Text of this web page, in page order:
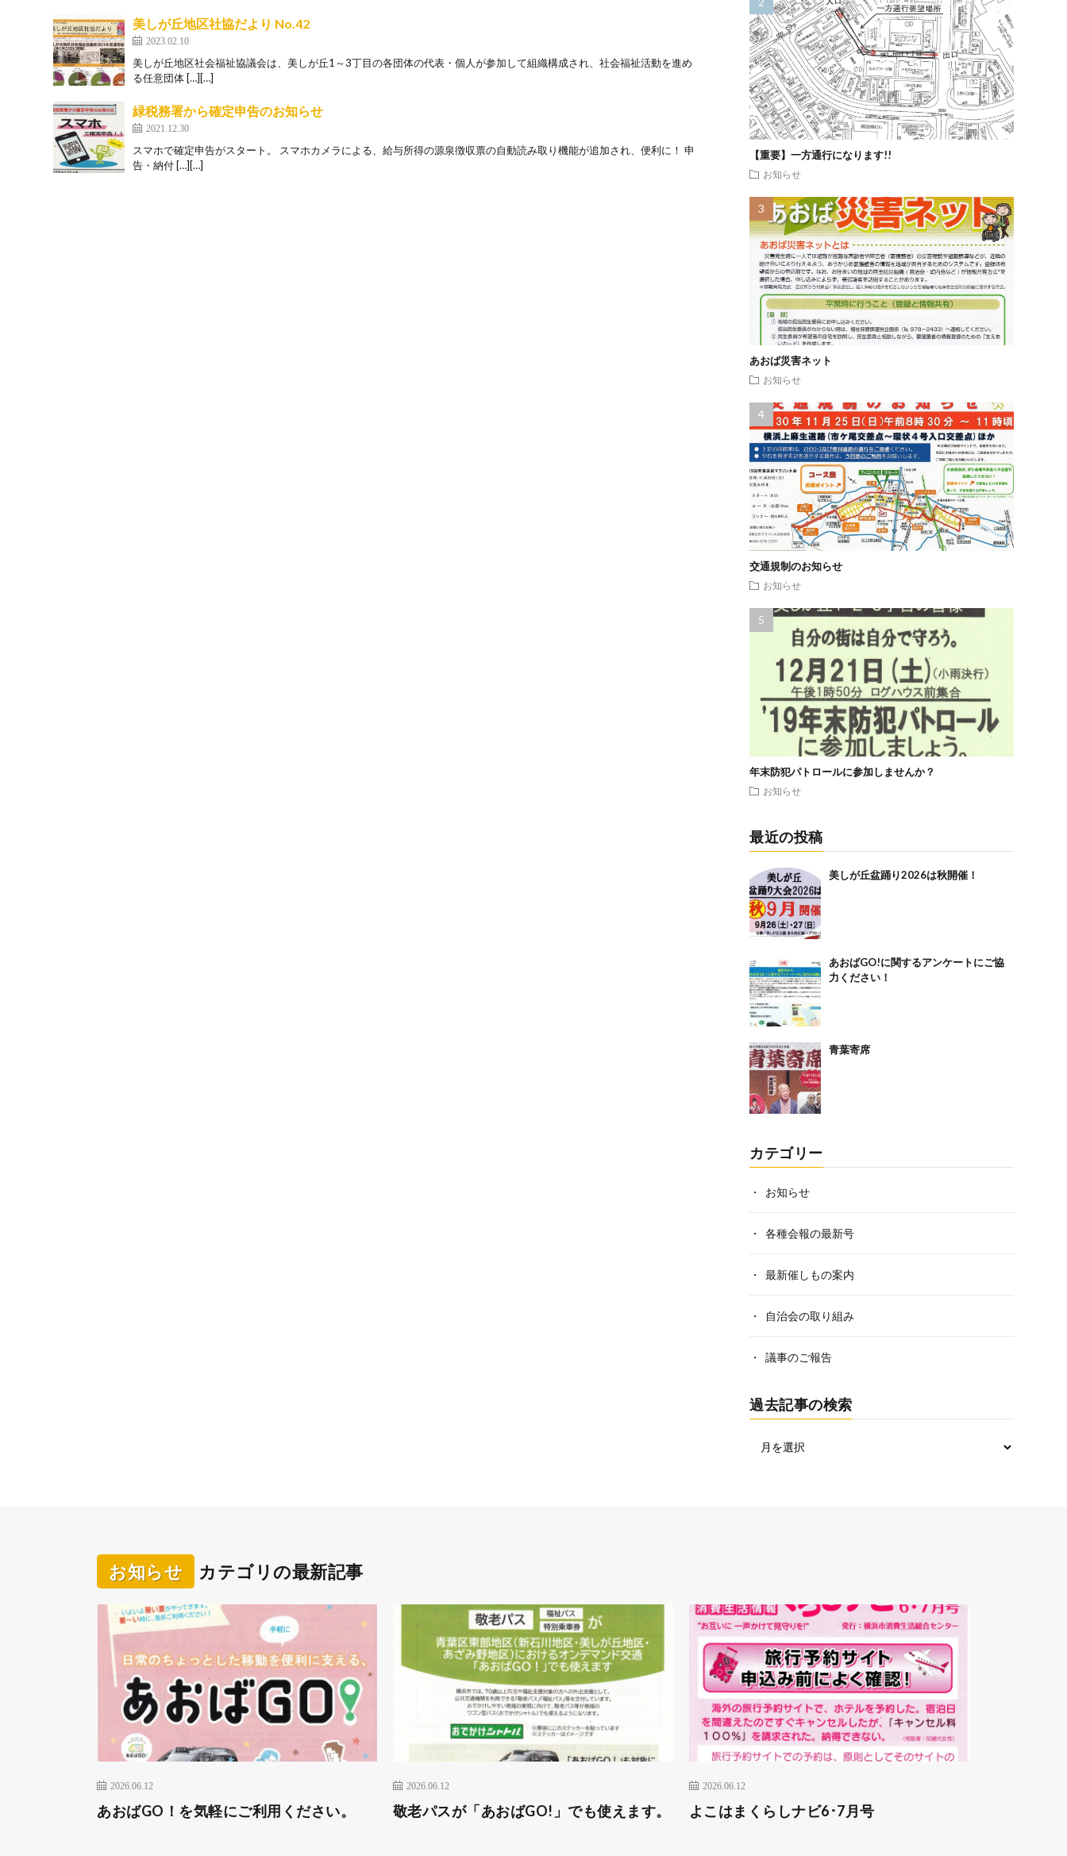
美しが丘地区社協だより No.42
2023.02.10
美しが丘地区社会福祉協議会は、美しが丘1～3丁目の各団体の代表・個人が参加して組織構成され、社会福祉活動を進め
る任意団体 […][…]
緑税務署から確定申告のお知らせ
2021.12.30
スマホで確定申告がスタート。 スマホカメラによる、給与所得の源泉徴収票の自動読み取り機能が追加され、便利に！ 申
告・納付 […][…]
【重要】一方通行になります!!
お知らせ
あおば災害ネット
お知らせ
交通規制のお知らせ
お知らせ
年末防犯パトロールに参加しませんか？
お知らせ
最近の投稿
美しが丘盆踊り2026は秋開催！
あおばGO!に関するアンケートにご協
力ください！
青葉寄席
カテゴリー
お知らせ
各種会報の最新号
最新催しもの案内
自治会の取り組み
議事のご報告
過去記事の検索
お知らせ カテゴリの最新記事
2026.06.12
あおばGO！を気軽にご利用ください。
2026.06.12
敬老パスが「あおばGO!」でも使えます。
2026.06.12
よこはまくらしナビ6･7月号